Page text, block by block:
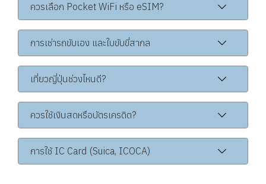
ควรเลือก Pocket WiFi หรือ eSIM?
การเช่ารถขับเอง และใบขับขี่สากล
เที่ยวญี่ปุ่นช่วงไหนดี?
ควรใช้เงินสดหรือบัตรเครดิต?
การใช้ IC Card (Suica, ICOCA)